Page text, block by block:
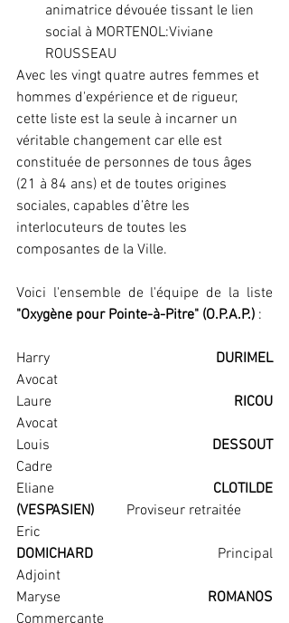
animatrice dévouée tissant le lien
social à MORTENOL:Viviane
ROUSSEAU
Avec les vingt quatre autres femmes et
hommes d'expérience et de rigueur,
cette liste est la seule à incarner un
véritable changement car elle est
constituée de personnes de tous âges
(21 à 84 ans) et de toutes origines
sociales, capables d’être les
interlocuteurs de toutes les
composantes de la Ville.
"Oxygène pour Pointe-à-Pitre" (O.P.A.P.) :
Harry
Avocat
Laure
Avocat
Louis
Cadre
Eliane CLOTILDE
(VESPASIEN) Proviseur retraitée
DOMICHARD Principal
Adjoint
Maryse